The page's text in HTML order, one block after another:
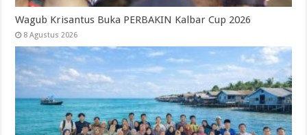
Wagub Krisantus Buka PERBAKIN Kalbar Cup 2026
8 Agustus 2026